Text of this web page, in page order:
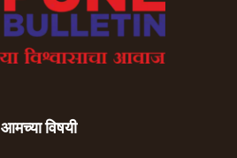
आमच्या विषयी